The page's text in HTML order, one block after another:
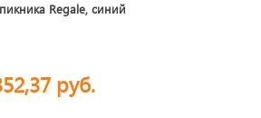
Regale, синий
руб.